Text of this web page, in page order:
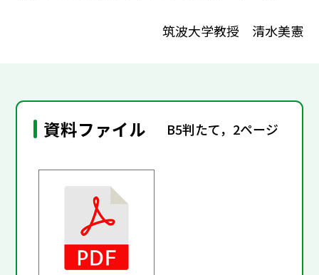
筑波大学教授 清水美憲
資料ファイル B5判たて，2ページ